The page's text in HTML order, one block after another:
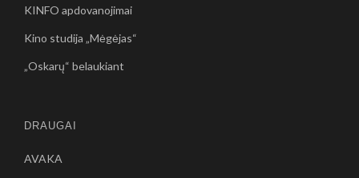
KINFO apdovanojimai
Kino studija „Mėgėjas“
„Oskarų“ belaukiant
DRAUGAI
AVAKA